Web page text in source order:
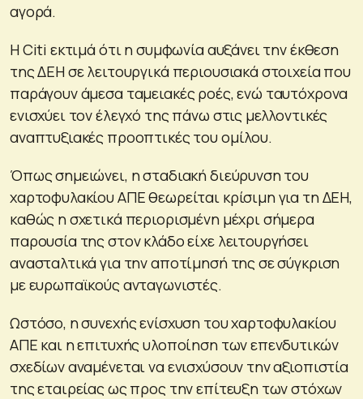
αγορά.
Η Citi εκτιμά ότι η συμφωνία αυξάνει την έκθεση
της ΔΕΗ σε λειτουργικά περιουσιακά στοιχεία που
παράγουν άμεσα ταμειακές ροές, ενώ ταυτόχρονα
ενισχύει τον έλεγχό της πάνω στις μελλοντικές
αναπτυξιακές προοπτικές του ομίλου.
Όπως σημειώνει, η σταδιακή διεύρυνση του
χαρτοφυλακίου ΑΠΕ θεωρείται κρίσιμη για τη ΔΕΗ,
καθώς η σχετικά περιορισμένη μέχρι σήμερα
παρουσία της στον κλάδο είχε λειτουργήσει
ανασταλτικά για την αποτίμησή της σε σύγκριση
με ευρωπαϊκούς ανταγωνιστές.
Ωστόσο, η συνεχής ενίσχυση του χαρτοφυλακίου
ΑΠΕ και η επιτυχής υλοποίηση των επενδυτικών
σχεδίων αναμένεται να ενισχύσουν την αξιοπιστία
της εταιρείας ως προς την επίτευξη των στόχων